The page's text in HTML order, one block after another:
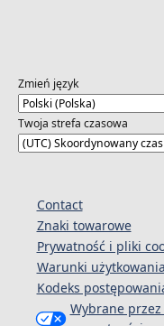
Zmień język
Twoja strefa czasowa
Contact
Znaki towarowe
Prywatność i pliki
Warunki użytkowania
Kodeks
Wybrane